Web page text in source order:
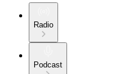
Radio
Podcast